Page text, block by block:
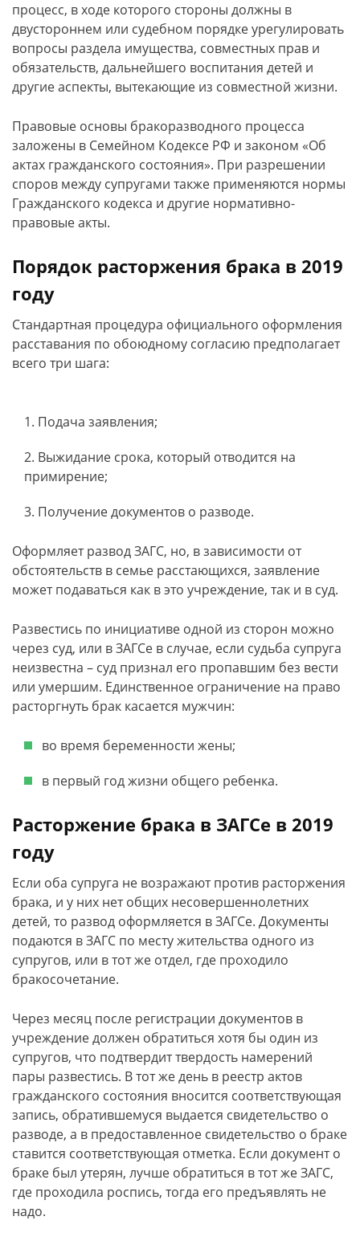
процесс, в ходе которого стороны должны в
двустороннем или судебном порядке урегулировать
вопросы раздела имущества, совместных прав и
обязательств, дальнейшего воспитания детей и
другие аспекты, вытекающие из совместной жизни.
Правовые основы бракоразводного процесса
заложены в Семейном Кодексе РФ и законом «Об
актах гражданского состояния». При разрешении
споров между супругами также применяются нормы
Гражданского кодекса и другие нормативно-
правовые акты.
Порядок расторжения брака в 2019
году
Стандартная процедура официального оформления
расставания по обоюдному согласию предполагает
всего три шага:
Подача заявления;
Выжидание срока, который отводится на
примирение;
Получение документов о разводе.
Оформляет развод ЗАГС, но, в зависимости от
обстоятельств в семье расстающихся, заявление
может подаваться как в это учреждение, так и в суд.
Развестись по инициативе одной из сторон можно
через суд, или в ЗАГСе в случае, если судьба супруга
неизвестна – суд признал его пропавшим без вести
или умершим. Единственное ограничение на право
расторгнуть брак касается мужчин:
во время беременности жены;
в первый год жизни общего ребенка.
Расторжение брака в ЗАГСе в 2019
году
Если оба супруга не возражают против расторжения
брака, и у них нет общих несовершеннолетних
детей, то развод оформляется в ЗАГСе. Документы
подаются в ЗАГС по месту жительства одного из
супругов, или в тот же отдел, где проходило
бракосочетание.
Через месяц после регистрации документов в
учреждение должен обратиться хотя бы один из
супругов, что подтвердит твердость намерений
пары развестись. В тот же день в реестр актов
гражданского состояния вносится соответствующая
запись, обратившемуся выдается свидетельство о
разводе, а в предоставленное свидетельство о браке
ставится соответствующая отметка. Если документ о
браке был утерян, лучше обратиться в тот же ЗАГС,
где проходила роспись, тогда его предъявлять не
надо.